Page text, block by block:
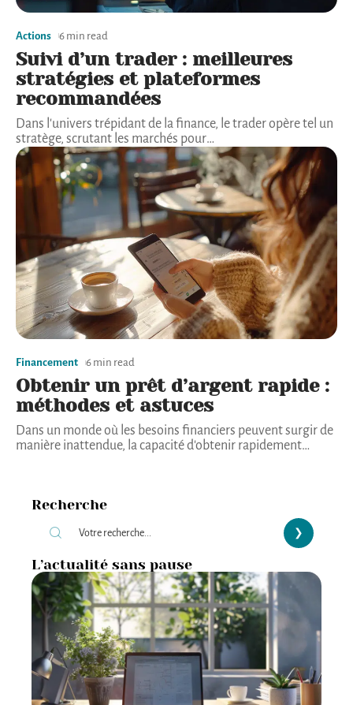
Actions 6 min read
Suivi d’un trader : meilleures
stratégies et plateformes
recommandées
Dans l'univers trépidant de la finance, le trader opère tel un
stratège, scrutant les marchés pour…
Financement 6 min read
Obtenir un prêt d’argent rapide :
méthodes et astuces
Dans un monde où les besoins financiers peuvent surgir de
manière inattendue, la capacité d'obtenir rapidement…
Recherche
L’actualité sans pause